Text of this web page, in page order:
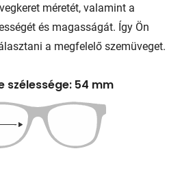
méretét, valamint a
és magasságát. Így Ön
a megfelelő szemüveget.
szélessége: 54 mm